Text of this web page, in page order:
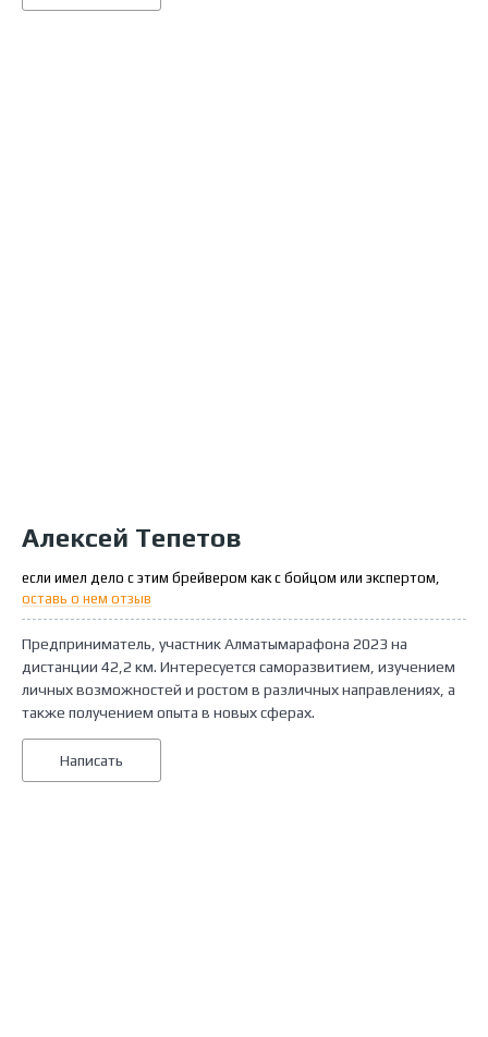
Алексей Тепетов
если имел дело с этим брейвером как с бойцом или экспертом,
оставь о нем отзыв
Предприниматель, участник Алматымарафона 2023 на
дистанции 42,2 км. Интересуется саморазвитием, изучением
личных возможностей и ростом в различных направлениях, а
также получением опыта в новых сферах.
Написать